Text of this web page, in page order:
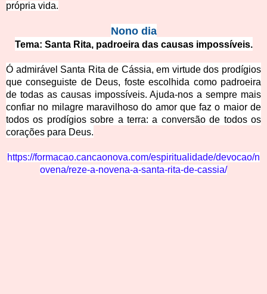
própria vida.
Nono dia
Tema: Santa Rita, padroeira das causas impossíveis.
Ó admirável Santa Rita de Cássia, em virtude dos prodígios
que conseguiste de Deus, foste escolhida como padroeira
de todas as causas impossíveis. Ajuda-nos a sempre mais
confiar no milagre maravilhoso do amor que faz o maior de
todos os prodígios sobre a terra: a conversão de todos os
corações para Deus.
https://formacao.cancaonova.com/espiritualidade/devocao/n
ovena/reze-a-novena-a-santa-rita-de-cassia/